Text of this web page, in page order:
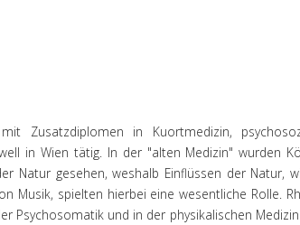
Zusatzdiplomen in Kuortmedizin,
in Wien tätig. In der "alten Medizin" wurden
Natur gesehen, weshalb Einflüssen der Natur,
Musik, spielten hierbei eine wesentliche Rolle.
Psychosomatik und in der physikalischen